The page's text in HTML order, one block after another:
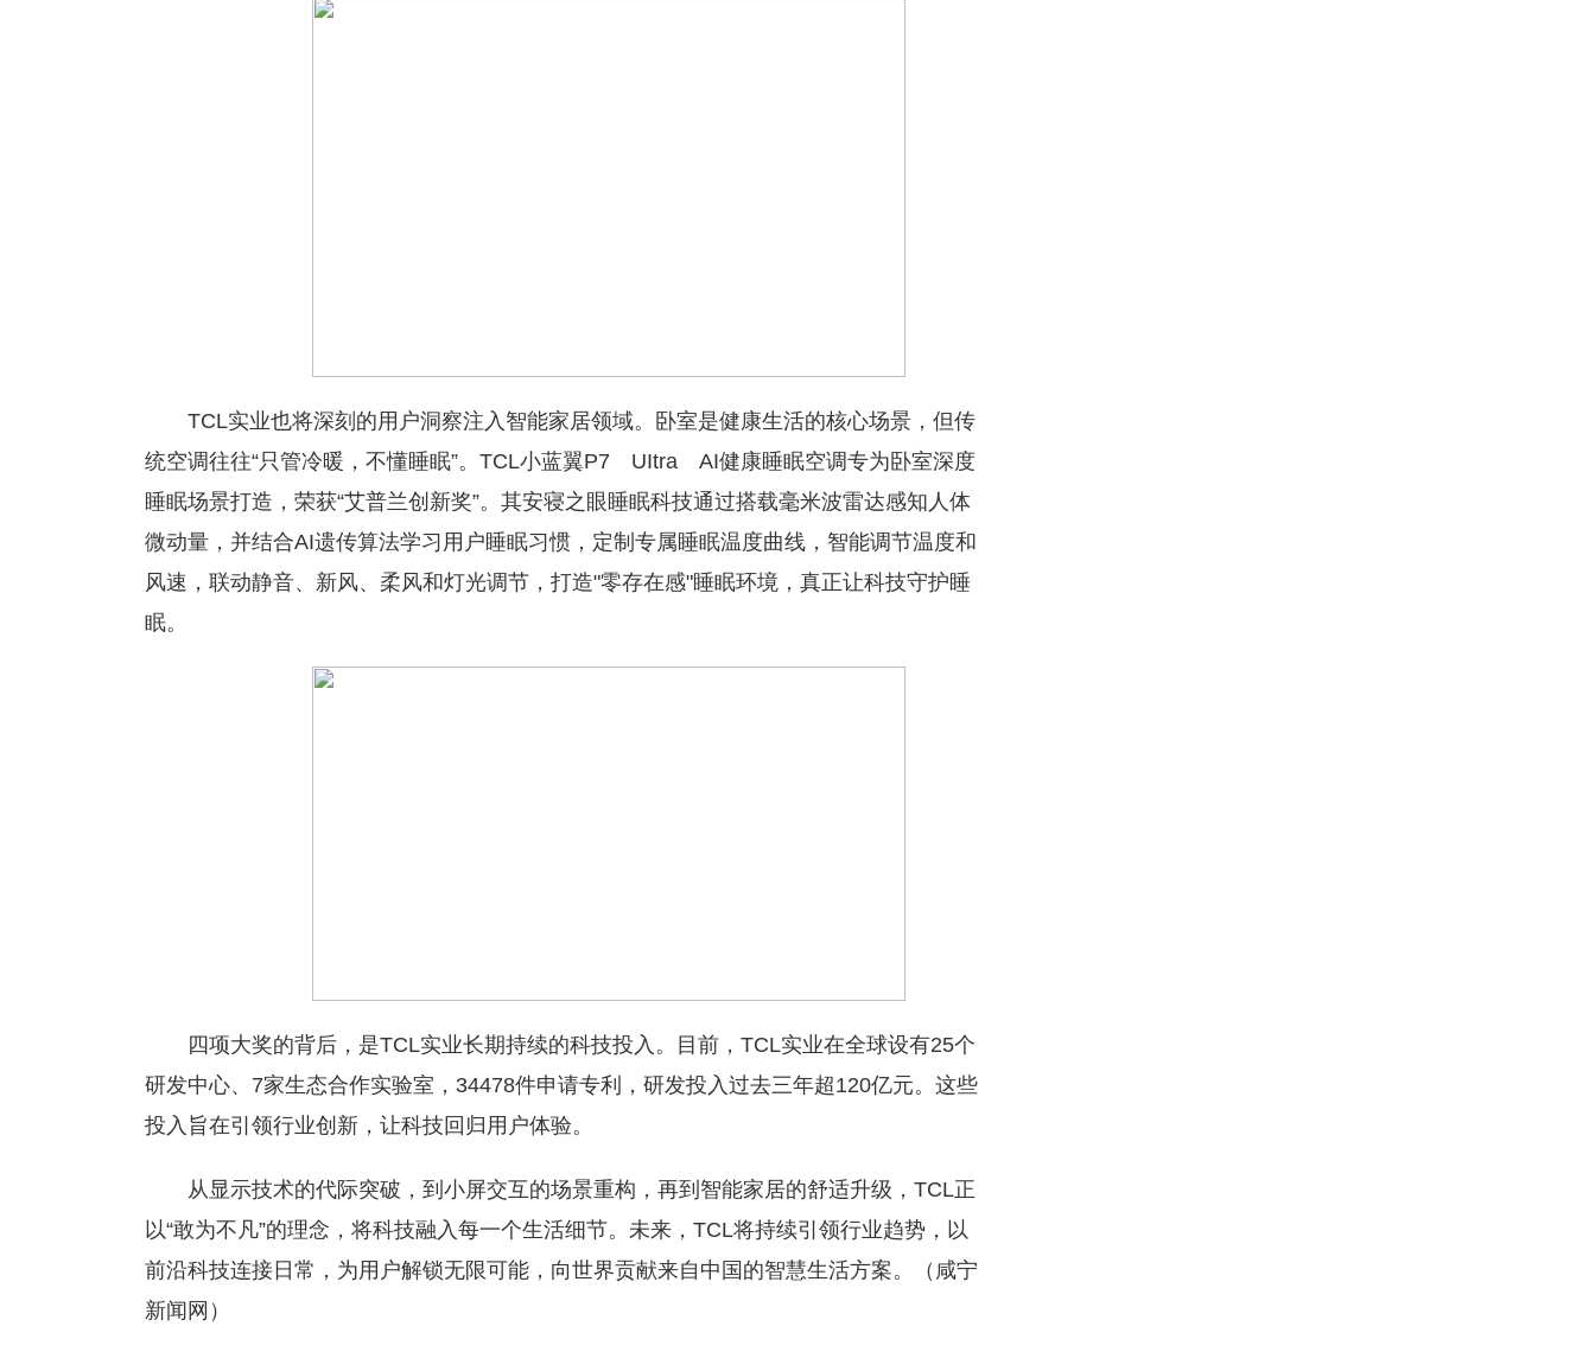
TCL实业也将深刻的用户洞察注入智能家居领域。卧室是健康生活的核心场景，但传
统空调往往“只管冷暖，不懂睡眠”。TCL小蓝翼P7 UItra AI健康睡眠空调专为卧室深度
睡眠场景打造，荣获“艾普兰创新奖”。其安寝之眼睡眠科技通过搭载毫米波雷达感知人体
微动量，并结合AI遗传算法学习用户睡眠习惯，定制专属睡眠温度曲线，智能调节温度和
风速，联动静音、新风、柔风和灯光调节，打造"零存在感"睡眠环境，真正让科技守护睡
眠。
四项大奖的背后，是TCL实业长期持续的科技投入。目前，TCL实业在全球设有25个
研发中心、7家生态合作实验室，34478件申请专利，研发投入过去三年超120亿元。这些
投入旨在引领行业创新，让科技回归用户体验。
从显示技术的代际突破，到小屏交互的场景重构，再到智能家居的舒适升级，TCL正
以“敢为不凡”的理念，将科技融入每一个生活细节。未来，TCL将持续引领行业趋势，以
前沿科技连接日常，为用户解锁无限可能，向世界贡献来自中国的智慧生活方案。（咸宁
新闻网）